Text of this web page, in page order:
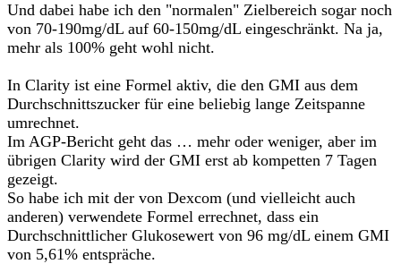
Und dabei habe ich den "normalen" Zielbereich sogar noch
von 70-190mg/dL auf 60-150mg/dL eingeschränkt. Na ja,
mehr als 100% geht wohl nicht.
In Clarity ist eine Formel aktiv, die den GMI aus dem
Durchschnittszucker für eine beliebig lange Zeitspanne
umrechnet.
Im AGP-Bericht geht das … mehr oder weniger, aber im
übrigen Clarity wird der GMI erst ab kompetten 7 Tagen
gezeigt.
So habe ich mit der von Dexcom (und vielleicht auch
anderen) verwendete Formel errechnet, dass ein
Durchschnittlicher Glukosewert von 96 mg/dL einem GMI
von 5,61% entspräche.